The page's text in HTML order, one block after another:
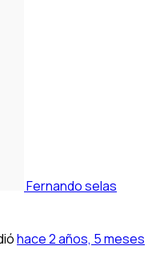
Fernando selas
hace 2 años, 5 meses